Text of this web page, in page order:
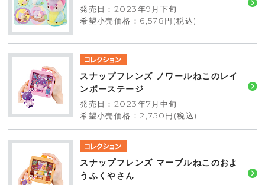
発売日：2023年9月下旬
希望小売価格：6,578円(税込)
スナップフレンズ ノワールねこのレイ
ンボーステージ
発売日：2023年7月中旬
希望小売価格：2,750円(税込)
スナップフレンズ マーブルねこのおよ
うふくやさん